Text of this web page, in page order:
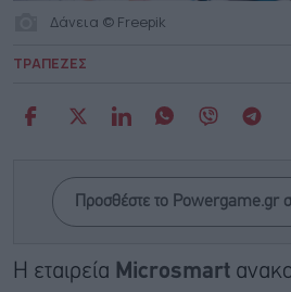
Δάνεια © Freepik
ΤΡΑΠΕΖΕΣ
Προσθέστε το Powergame.gr
Η εταιρεία Microsmart